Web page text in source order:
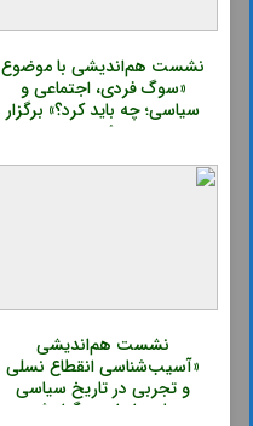
نشست هم‌اندیشی با موضوع
«سوگ فردی، اجتماعی و
سیاسی؛ چه باید کرد؟» برگزار
شد.
نشست هم‌اندیشی
«آسیب‌شناسی انقطاع نسلی
و تجربی در تاریخ سیاسی
معاصر ایران» برگزار شد.